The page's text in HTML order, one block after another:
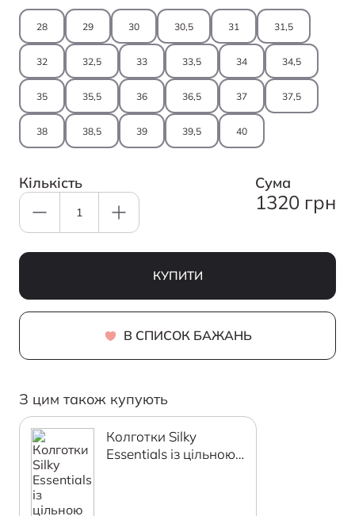
28 29 30 30,5 31 31,5
32 32,5 33 33,5 34 34,5
35 35,5 36 36,5 37 37,5
38 38,5 39 39,5 40
Кількість Cума
1320 грн
КУПИТИ
В СПИСОК БАЖАНЬ
З цим також купують
Колготки Silky
Essentials із цільною